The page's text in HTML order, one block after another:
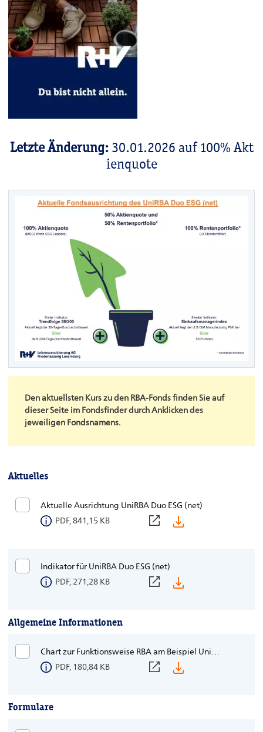
Letzte Änderung: 30.01.2026 auf 100% Akt
ienquote
Den aktuellsten Kurs zu den RBA-Fonds finden Sie auf
dieser Seite im Fondsfinder durch Anklicken des
jeweiligen Fondsnamens.
Aktuelles
Aktuelle Ausrichtung UniRBA Duo ESG (net)
PDF, 841,15 KB
Indikator für UniRBA Duo ESG (net)
PDF, 271,28 KB
Allgemeine Informationen
Chart zur Funktionsweise RBA am Beispiel UniRBA Welt 38/200
PDF, 180,84 KB
Formulare